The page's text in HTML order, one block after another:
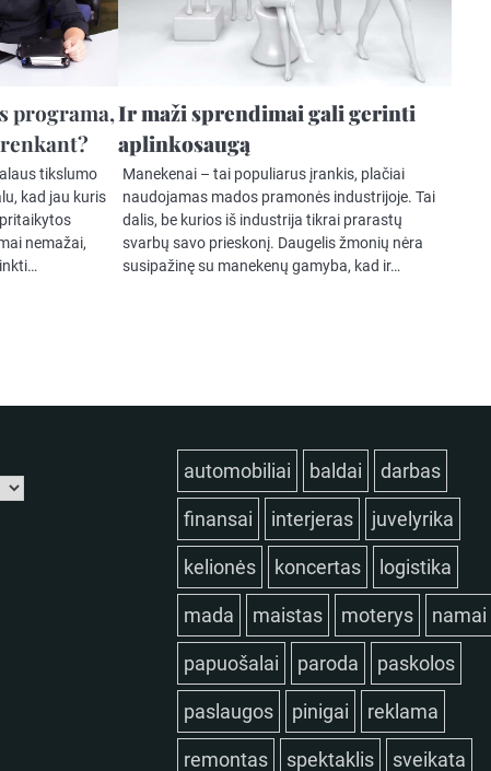
programa,
tikslumo
kad jau kuris
nemažai,
Ir maži sprendimai gali gerinti
aplinkosaugą
Manekenai – tai populiarus įrankis, plačiai
naudojamas mados pramonės industrijoje. Tai
dalis, be kurios iš industrija tikrai prarastų
svarbų savo prieskonį. Daugelis žmonių nėra
susipažinę su manekenų gamyba, kad ir…
automobiliai baldai darbas
finansai interjeras juvelyrika
kelionės koncertas logistika
mada maistas moterys namai
papuošalai paroda paskolos
paslaugos pinigai reklama
remontas spektaklis sveikata